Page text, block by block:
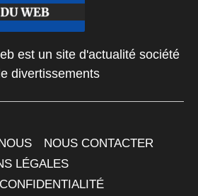
est un site d'actualité société
divertissements
NOUS CONTACTER
LÉGALES